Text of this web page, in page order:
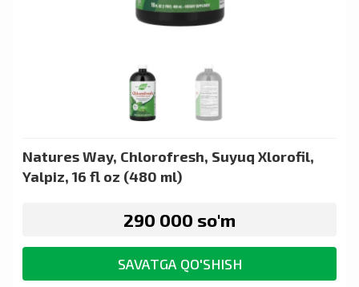
Natures Way, Chlorofresh, Suyuq Xlorofil,
Yalpiz, 16 fl oz (480 ml)
290 000 so'm
SAVATGA QO'SHISH